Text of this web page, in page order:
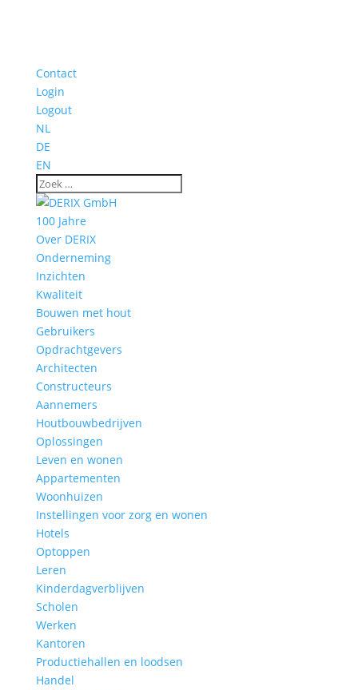
Contact
Login
Logout
NL
DE
EN
100 Jahre
Over DERIX
Onderneming
Inzichten
Kwaliteit
Bouwen met hout
Gebruikers
Opdrachtgevers
Architecten
Constructeurs
Aannemers
Houtbouwbedrijven
Oplossingen
Leven en wonen
Appartementen
Woonhuizen
Instellingen voor zorg en wonen
Hotels
Optoppen
Leren
Kinderdagverblijven
Scholen
Werken
Kantoren
Productiehallen en loodsen
Handel